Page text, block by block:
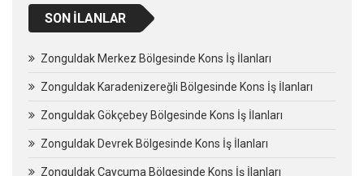
SON İLANLAR
Zonguldak Merkez Bölgesinde Kons İş İlanları
Zonguldak Karadenizereğli Bölgesinde Kons İş İlanları
Zonguldak Gökçebey Bölgesinde Kons İş İlanları
Zonguldak Devrek Bölgesinde Kons İş İlanları
Zonguldak Çaycuma Bölgesinde Kons İş İlanları